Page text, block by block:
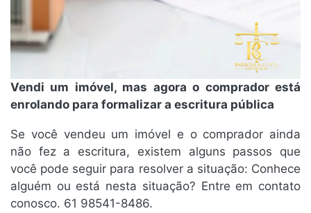
Vendi um imóvel, mas agora o comprador está
enrolando para formalizar a escritura pública
Se você vendeu um imóvel e o comprador ainda
não fez a escritura, existem alguns passos que
você pode seguir para resolver a situação: Conhece
alguém ou está nesta situação? Entre em contato
conosco. 61 98541-8486.